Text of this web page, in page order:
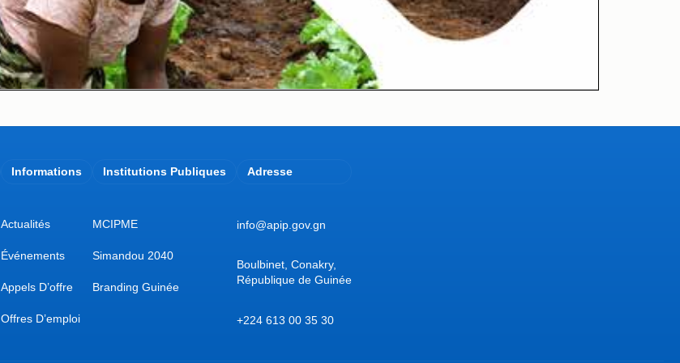
Informations
Actualités
Événements
Appels D’offre
Offres D’emploi
Institutions Publiques
MCIPME
Simandou 2040
Branding Guinée
Adresse
info@apip.gov.gn
Boulbinet, Conakry,
République de Guinée
+224 613 00 35 30